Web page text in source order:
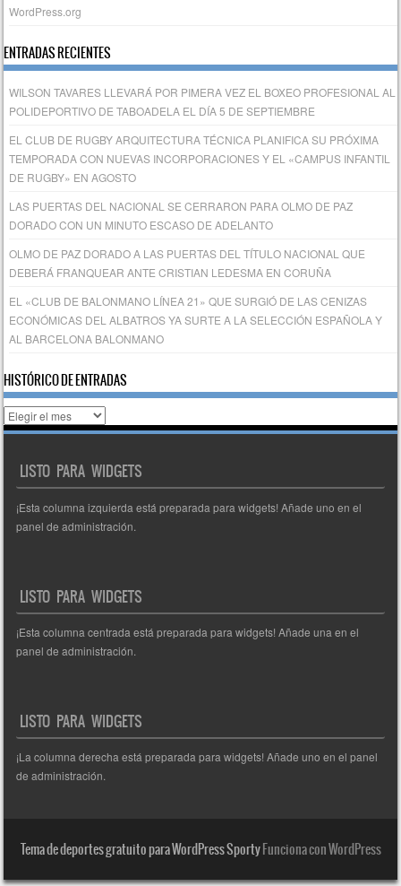
WordPress.org
ENTRADAS RECIENTES
WILSON TAVARES LLEVARÁ POR PIMERA VEZ EL BOXEO PROFESIONAL AL
POLIDEPORTIVO DE TABOADELA EL DÍA 5 DE SEPTIEMBRE
EL CLUB DE RUGBY ARQUITECTURA TÉCNICA PLANIFICA SU PRÓXIMA
TEMPORADA CON NUEVAS INCORPORACIONES Y EL «CAMPUS INFANTIL
DE RUGBY» EN AGOSTO
LAS PUERTAS DEL NACIONAL SE CERRARON PARA OLMO DE PAZ
DORADO CON UN MINUTO ESCASO DE ADELANTO
OLMO DE PAZ DORADO A LAS PUERTAS DEL TÍTULO NACIONAL QUE
DEBERÁ FRANQUEAR ANTE CRISTIAN LEDESMA EN CORUÑA
EL «CLUB DE BALONMANO LÍNEA 21» QUE SURGIÓ DE LAS CENIZAS
ECONÓMICAS DEL ALBATROS YA SURTE A LA SELECCIÓN ESPAÑOLA Y
AL BARCELONA BALONMANO
HISTÓRICO DE ENTRADAS
Histórico
de
LISTO PARA WIDGETS
¡Esta columna izquierda está preparada para widgets! Añade uno en el
panel de administración.
LISTO PARA WIDGETS
¡Esta columna centrada está preparada para widgets! Añade una en el
panel de administración.
LISTO PARA WIDGETS
¡La columna derecha está preparada para widgets! Añade uno en el panel
de administración.
Tema de deportes gratuito para WordPress SportyFunciona con WordPress